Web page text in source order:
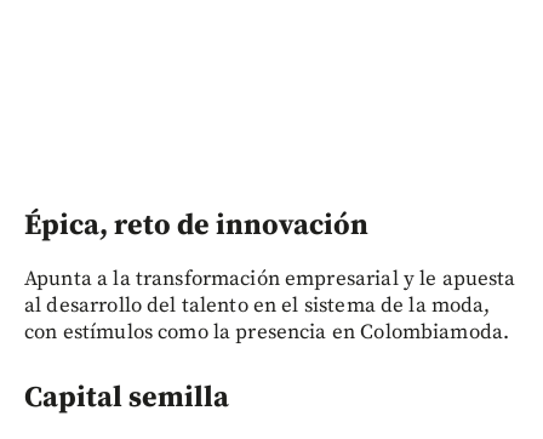
Épica, reto de innovación
Apunta a la transformación empresarial y le apuesta
al desarrollo del talento en el sistema de la moda,
con estímulos como la presencia en Colombiamoda.
Capital semilla